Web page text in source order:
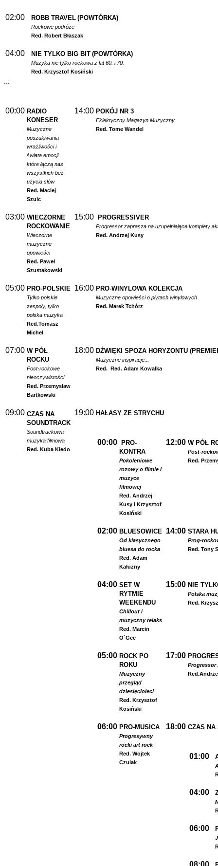
02:00 ROBB TRAVEL (POWTÓRKA)
Rockowe podróże
Red. Robert Błaszak
04:00 NIE TYLKO BIG BIT (POWTÓRKA)
Muzyka nie tylko rockowa z lat 60. i 70.
Red. Krzysztof Kosiński
...
00:00 RADIO
KONESER
Muzyczne
poszukiwania
wrażliwości i
świata emocji
które łączą nas
wszystkich bez
użycia słów
Red. Maciej
Szulc
14:00 POKÓJ NR 3
Eklektyczny Magazyn Muzyczny
Red. Tome Wandel
03:00 WIECZORNE
ROCKOWANIE
Wieczorne
muzyczne
opowieści
Red. Paweł
Szustakowski
15:00 PROGRESSIVER
Progressor zaprasza na uzupełniające komplety
Red. Andrzej Kusy
05:00 PRO-POLSKIE
Tylko polskie
zespoły, tylko
polska muzyka
Red.Tomasz
Michel
16:00 PRO-WINYLOWA KOLEKCJA
Muzyczne opowieści o płytach winylowych
Red. Marek Tchórz
07:00 W PÓŁ
ROCKU
Post-rockowe
nieoczywistości
Red. Przemysław
Bartkowski
18:00 DŹWIĘKI SPOZA HORYZONTU
Muzyczne inspiracje...
Red. Red. Adam Kowalka
09:00 CZAS NA
SOUNDTRACK
Soundtrackowa
muzyka filmowa
Red. Kuba Kiedo
19:00 HAŁASY ZE STRYCHU
00:00
PRO-
KONTRA
Pokoleniowe
rozowy o filmie i
muzyce
filmowej
Red. Andrzej
Kusy i Krzysztof
Kosiński
12:00 W PÓŁ
Post-
Red.
02:00 BLUESOWICE
Od klasycznego
bluesa do rocka
Red. Adam
Kałużny
14:00 STARA
Prog-
Red. Tony
04:00 SET W
RYTMIE
WEEKENDU
Chillout i
muzyczny relaks
Red. Marcin
O`Gee
15:00 NIE
Polska
Red.
05:00 ROCK PO
ROKU
Muzyczny
przegląd
dziesięcioleci
Red. Krzysztof
Kosiński
17:00
Progressor
Red.
06:00 PRO-MUSICA
Progresywny
rocki art rock
Red. Wojtek
Czulak
18:00 CZAS NA
01:00
04:00
06:00
08:00